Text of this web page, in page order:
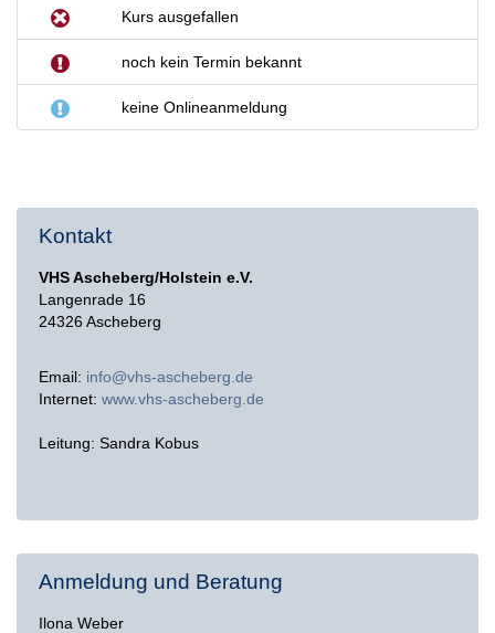
Kurs ausgefallen
noch kein Termin bekannt
keine Onlineanmeldung
Kontakt
VHS Ascheberg/Holstein e.V.
Langenrade 16
24326 Ascheberg
Email: info@vhs-ascheberg.de
Internet: www.vhs-ascheberg.de
Leitung: Sandra Kobus
Anmeldung und Beratung
Ilona Weber